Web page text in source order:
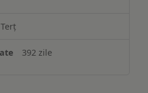
Terț
392 zile